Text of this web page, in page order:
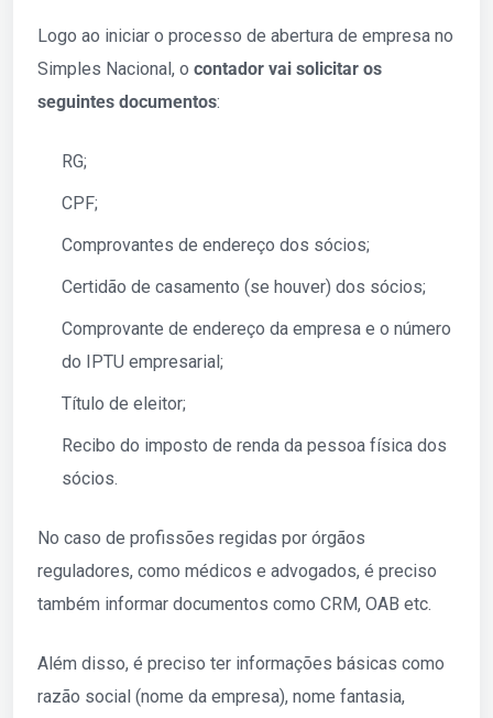
Logo ao iniciar o processo de abertura de empresa no
Simples Nacional, o contador vai solicitar os
seguintes documentos:
RG;
CPF;
Comprovantes de endereço dos sócios;
Certidão de casamento (se houver) dos sócios;
Comprovante de endereço da empresa e o número
do IPTU empresarial;
Título de eleitor;
Recibo do imposto de renda da pessoa física dos
sócios.
No caso de profissões regidas por órgãos
reguladores, como médicos e advogados, é preciso
também informar documentos como CRM, OAB etc.
Além disso, é preciso ter informações básicas como
razão social (nome da empresa), nome fantasia,